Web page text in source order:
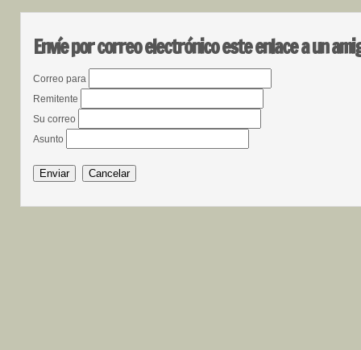
Envíe por correo electrónico este enlace a un
Correo para
Remitente
Su correo
Asunto
Enviar Cancelar